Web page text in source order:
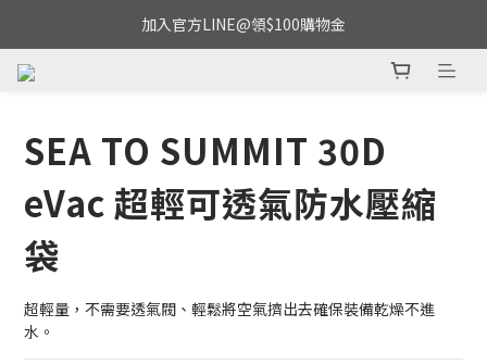
加入官方LINE@領$100購物金
SEA TO SUMMIT 30D
eVac 超輕可透氣防水壓縮
袋
超輕量，不需要透氣閥、輕鬆將空氣擠出去確保裝備乾燥不進
水。